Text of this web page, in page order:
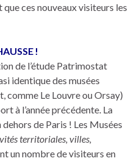
ces nouveaux visiteurs les
!
de l’étude Patrimostat
identique des musées
comme Le Louvre ou Orsay)
à l’année précédente. La
de Paris ! Les Musées
territoriales, villes,
un nombre de visiteurs en